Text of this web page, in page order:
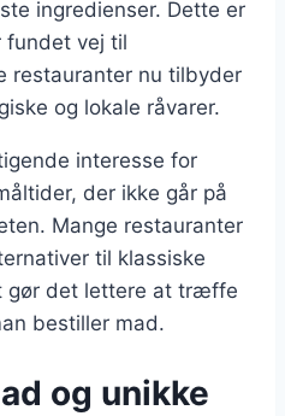
ingredienser. Dette er
fundet vej til
restauranter nu tilbyder
og lokale råvarer.
interesse for
der ikke går på
Mange restauranter
til klassiske
gør det lettere at træffe
bestiller mad.
og unikke